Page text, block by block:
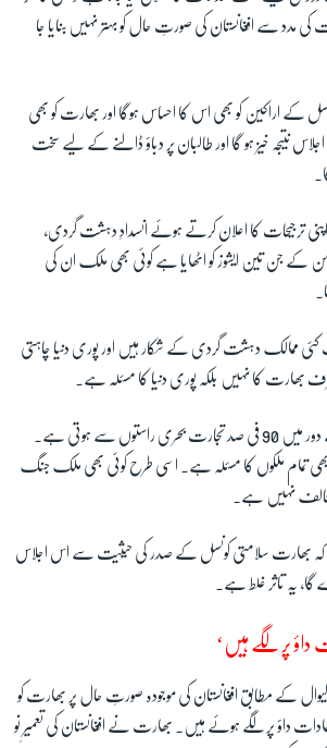
مدد سے افغانستان کی صورتِ حال کو بہتر نہیں بنایا جا
کے اراکین کو بھی اس کا احساس ہوگا اور بھارت کو بھی
نتیجہ خیز ہو گا اور طالبان پر دباؤ ڈالنے کے لیے سخت
ترجیحات کا اعلان کرتے ہوئے انسدادِ دہشت گردی،
امن کے جن تین ایشوز کو اٹھایا ہے کوئی بھی ملک ان کی
ممالک دہشت گردی کے شکار ہیں اور پوری دنیا چاہتی
بھارت کا نہیں بلکہ پوری دنیا کا مسئلہ ہے۔
انھوں نے مزید کہا کہ آج کے دور میں 90 فی صد تجارت بحری راستوں سے ہوتی ہے۔
بھی تمام ملکوں کا مسئلہ ہے۔ اسی طرح کوئی بھی ملک جنگ
نہیں ہے۔
کہ بھارت سلامتی کونسل کے صدر کی حیثیت سے اس اجلاس
گا، یہ تاثر غلط ہے۔
پر لگے ہیں‘
کے مطابق افغانستان کی موجودہ صورتِ حال پر بھارت کو
داؤ پر لگے ہوئے ہیں۔ بھارت نے افغانستان کی تعمیرِ نو